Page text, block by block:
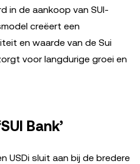
in de aankoop van SUI-
creëert een
en waarde van de Sui
voor langdurige groei en
Bank’
USDi sluit aan bij de bredere